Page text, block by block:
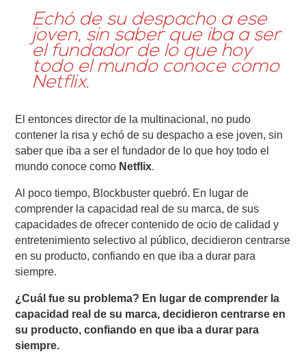
Echó de su despacho a ese
joven, sin saber que iba a ser
el fundador de lo que hoy
todo el mundo conoce como
Netflix.
El entonces director de la multinacional, no pudo
contener la risa y echó de su despacho a ese joven, sin
saber que iba a ser el fundador de lo que hoy todo el
mundo conoce como Netflix.
Al poco tiempo, Blockbuster quebró. En lugar de
comprender la capacidad real de su marca, de sus
capacidades de ofrecer contenido de ocio de calidad y
entretenimiento selectivo al público, decidieron centrarse
en su producto, confiando en que iba a durar para
siempre.
¿Cuál fue su problema? En lugar de comprender la
capacidad real de su marca, decidieron centrarse en
su producto, confiando en que iba a durar para
siempre.